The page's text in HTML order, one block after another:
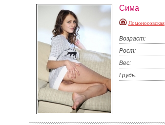
Сима
Ломоносовская
Возраст:
Рост:
Вес:
Грудь: